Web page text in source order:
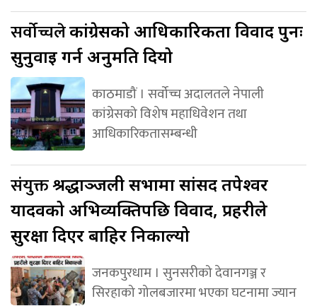
सर्वोच्चलेकांग्रेसको आधिकारिकता विवाद पुनः
सुनुवाइ गर्न अनुमति दियो
काठमाडौं । सर्वोच्च अदालतले नेपाली
कांग्रेसको विशेष महाधिवेशन तथा
आधिकारिकतासम्बन्धी
संयुक्तश्रद्धाञ्जली सभामा सांसद तपेश्वर
यादवको अभिव्यक्तिपछि विवाद, प्रहरीले
सुरक्षा दिएर बाहिर निकाल्यो
जनकपुरधाम । सुनसरीको देवानगञ्ज र
सिरहाको गोलबजारमा भएका घटनामा ज्यान